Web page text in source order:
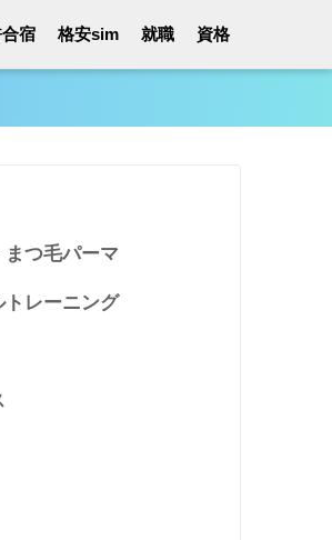
宿 格安sim 就職 資格
まつ毛パーマ
トレーニング